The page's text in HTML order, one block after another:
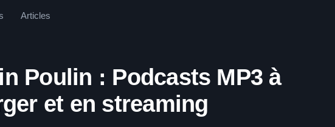
Articles
Poulin : Podcasts MP3 à
et en streaming